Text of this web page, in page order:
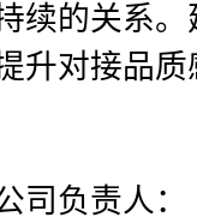
续的关系
升对接品质
司负责人：